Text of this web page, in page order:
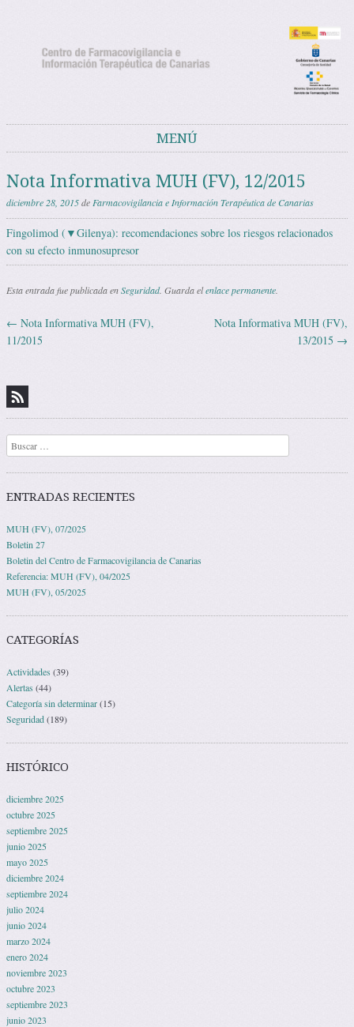
MENÚ
Nota Informativa MUH (FV), 12/2015
diciembre 28, 2015deFarmacovigilancia e Información Terapéutica de Canarias
Fingolimod (▼Gilenya): recomendaciones sobre los riesgos relacionados
con su efecto inmunosupresor
Esta entrada fue publicada enSeguridad. Guarda elenlace permanente.
Navegación de entradas
← Nota Informativa MUH (FV),
11/2015
Nota Informativa MUH (FV),
13/2015 →
Buscar
ENTRADAS RECIENTES
MUH (FV), 07/2025
Boletin 27
Boletin del Centro de Farmacovigilancia de Canarias
Referencia: MUH (FV), 04/2025
MUH (FV), 05/2025
CATEGORÍAS
Actividades (39)
Alertas (44)
Categoría sin determinar(15)
Seguridad(189)
HISTÓRICO
diciembre 2025
octubre 2025
septiembre 2025
junio 2025
mayo 2025
diciembre 2024
septiembre 2024
julio 2024
junio 2024
marzo 2024
enero 2024
noviembre 2023
octubre 2023
septiembre 2023
junio 2023